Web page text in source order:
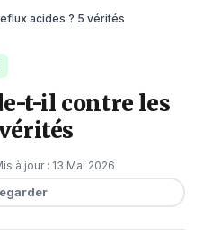
acides ? 5 vérités
t-il contre les
à jour : 13 Mai 2026